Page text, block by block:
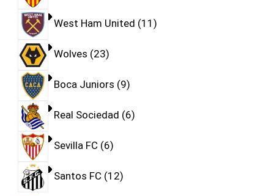
West Ham United 11
Wolves 23
Boca Juniors 9
Real Sociedad 6
Sevilla FC 6
Santos FC 12